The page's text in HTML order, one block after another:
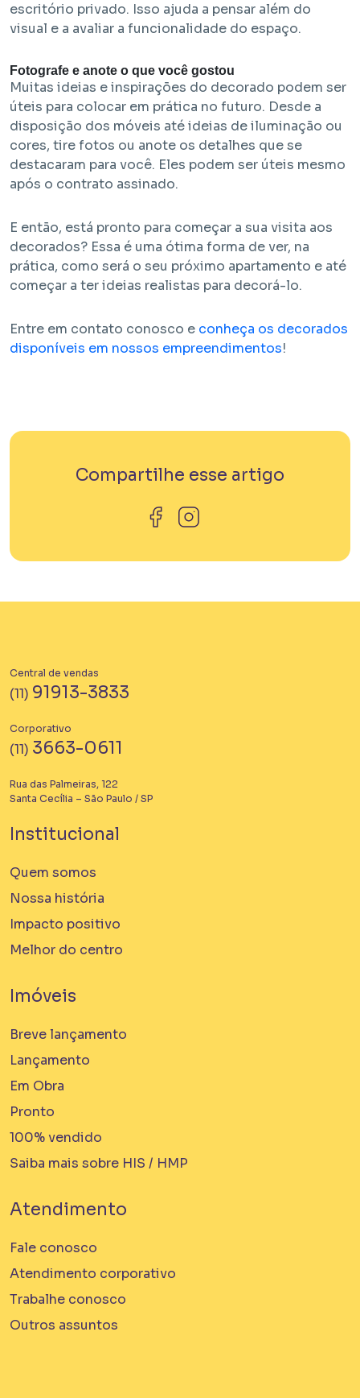
escritório privado. Isso ajuda a pensar além do
visual e a avaliar a funcionalidade do espaço.
Fotografe e anote o que você gostou
Muitas ideias e inspirações do decorado podem ser
úteis para colocar em prática no futuro. Desde a
disposição dos móveis até ideias de iluminação ou
cores, tire fotos ou anote os detalhes que se
destacaram para você. Eles podem ser úteis mesmo
após o contrato assinado.
E então, está pronto para começar a sua visita aos
decorados? Essa é uma ótima forma de ver, na
prática, como será o seu próximo apartamento e até
começar a ter ideias realistas para decorá-lo.
Entre em contato conosco e conheça os decorados
disponíveis em nossos empreendimentos!
Compartilhe esse artigo
Central de vendas
(11) 91913-3833
Corporativo
(11) 3663-0611
Rua das Palmeiras, 122
Santa Cecília – São Paulo / SP
Institucional
Quem somos
Nossa história
Impacto positivo
Melhor do centro
Imóveis
Breve lançamento
Lançamento
Em Obra
Pronto
100% vendido
Saiba mais sobre HIS / HMP
Atendimento
Fale conosco
Atendimento corporativo
Trabalhe conosco
Outros assuntos